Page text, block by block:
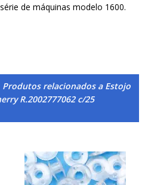
de máquinas modelo 1600.
Produtos relacionados a Estojo
R.2002777062 c/25